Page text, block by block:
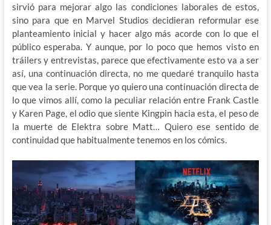
sirvió para mejorar algo las condiciones laborales de estos,
sino para que en Marvel Studios decidieran reformular ese
planteamiento inicial y hacer algo más acorde con lo que el
público esperaba. Y aunque, por lo poco que hemos visto en
tráilers y entrevistas, parece que efectivamente esto va a ser
así, una continuación directa, no me quedaré tranquilo hasta
que vea la serie. Porque yo quiero una continuación directa de
lo que vimos allí, como la peculiar relación entre Frank Castle
y Karen Page, el odio que siente Kingpin hacia esta, el peso de
la muerte de Elektra sobre Matt… Quiero ese sentido de
continuidad que habitualmente tenemos en los cómics.